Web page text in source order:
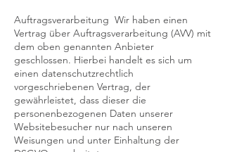
Auftragsverarbeitung Wir haben einen
Vertrag über Auftragsverarbeitung (AVV) mit
dem oben genannten Anbieter
geschlossen. Hierbei handelt es sich um
einen datenschutzrechtlich
vorgeschriebenen Vertrag, der
gewährleistet, dass dieser die
personenbezogenen Daten unserer
Websitebesucher nur nach unseren
Weisungen und unter Einhaltung der